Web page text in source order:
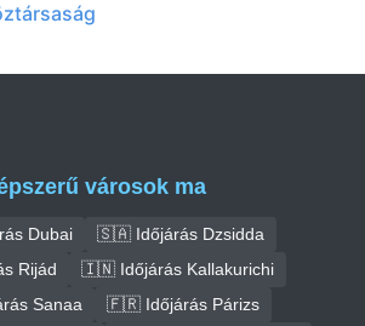
városok ma
Dubai
🇸🇦 Időjárás Dzsidda
Rijád
🇮🇳 Időjárás Kallakurichi
Sanaa
🇫🇷 Időjárás Párizs